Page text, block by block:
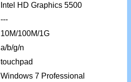
Intel HD Graphics 5500
---
10M/100M/1G
a/b/g/n
touchpad
Windows 7 Professional